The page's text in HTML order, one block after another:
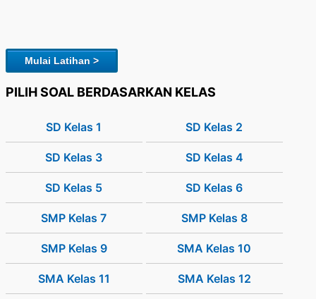
Mulai Latihan >
PILIH SOAL BERDASARKAN KELAS
SD Kelas 1 SD Kelas 2
SD Kelas 3 SD Kelas 4
SD Kelas 5 SD Kelas 6
SMP Kelas 7 SMP Kelas 8
SMP Kelas 9 SMA Kelas 10
SMA Kelas 11 SMA Kelas 12